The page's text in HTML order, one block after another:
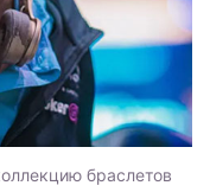
браслетов